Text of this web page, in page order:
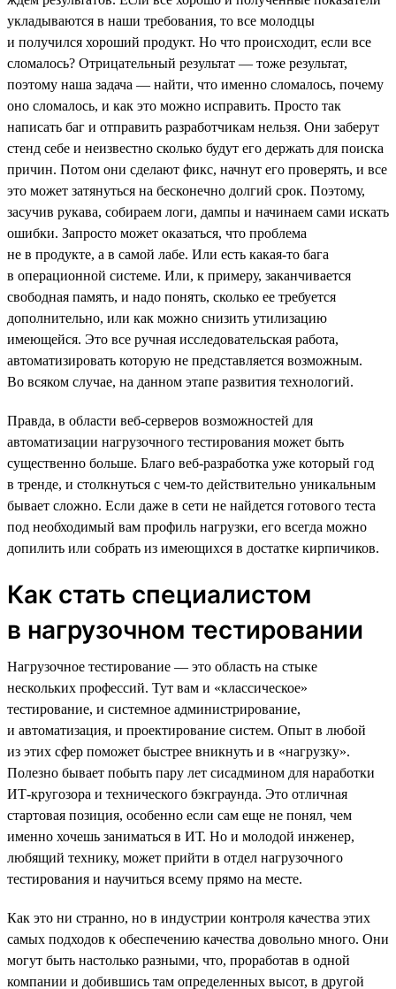
укладываются в наши требования, то все молодцы
и получился хороший продукт. Но что происходит, если все
сломалось? Отрицательный результат — тоже результат,
поэтому наша задача — найти, что именно сломалось, почему
оно сломалось, и как это можно исправить. Просто так
написать баг и отправить разработчикам нельзя. Они заберут
стенд себе и неизвестно сколько будут его держать для поиска
причин. Потом они сделают фикс, начнут его проверять, и все
это может затянуться на бесконечно долгий срок. Поэтому,
засучив рукава, собираем логи, дампы и начинаем сами искать
ошибки. Запросто может оказаться, что проблема
не в продукте, а в самой лабе. Или есть какая-то бага
в операционной системе. Или, к примеру, заканчивается
свободная память, и надо понять, сколько ее требуется
дополнительно, или как можно снизить утилизацию
имеющейся. Это все ручная исследовательская работа,
автоматизировать которую не представляется возможным.
Во всяком случае, на данном этапе развития технологий.
Правда, в области веб-серверов возможностей для
автоматизации нагрузочного тестирования может быть
существенно больше. Благо веб-разработка уже который год
в тренде, и столкнуться с чем-то действительно уникальным
бывает сложно. Если даже в сети не найдется готового теста
под необходимый вам профиль нагрузки, его всегда можно
допилить или собрать из имеющихся в достатке кирпичиков.
Как стать специалистом
в нагрузочном тестировании
Нагрузочное тестирование — это область на стыке
нескольких профессий. Тут вам и «классическое»
тестирование, и системное администрирование,
и автоматизация, и проектирование систем. Опыт в любой
из этих сфер поможет быстрее вникнуть и в «нагрузку».
Полезно бывает побыть пару лет сисадмином для наработки
ИТ-кругозора и технического бэкграунда. Это отличная
стартовая позиция, особенно если сам еще не понял, чем
именно хочешь заниматься в ИТ. Но и молодой инженер,
любящий технику, может прийти в отдел нагрузочного
тестирования и научиться всему прямо на месте.
Как это ни странно, но в индустрии контроля качества этих
самых подходов к обеспечению качества довольно много. Они
могут быть настолько разными, что, проработав в одной
компании и добившись там определенных высот, в другой